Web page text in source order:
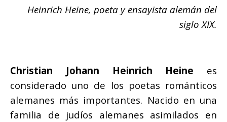
Heinrich Heine, poeta y ensayista alemán del
siglo XIX.
Christian Johann Heinrich Heine es
considerado uno de los poetas románticos
alemanes más importantes. Nacido en una
familia de judíos alemanes asimilados en